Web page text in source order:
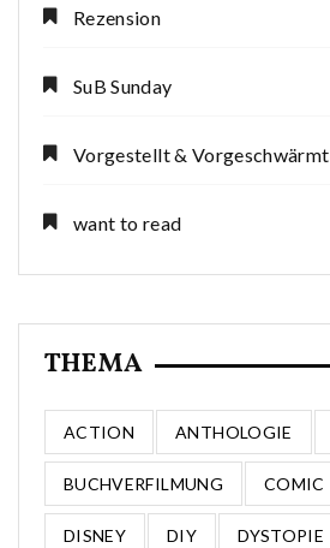
Rezension
SuB Sunday
Vorgestellt & Vorgeschwärmt
want to read
THEMA
ACTION ANTHOLOGIE
BUCHVERFILMUNG COMIC
DISNEY DIY DYSTOPIE